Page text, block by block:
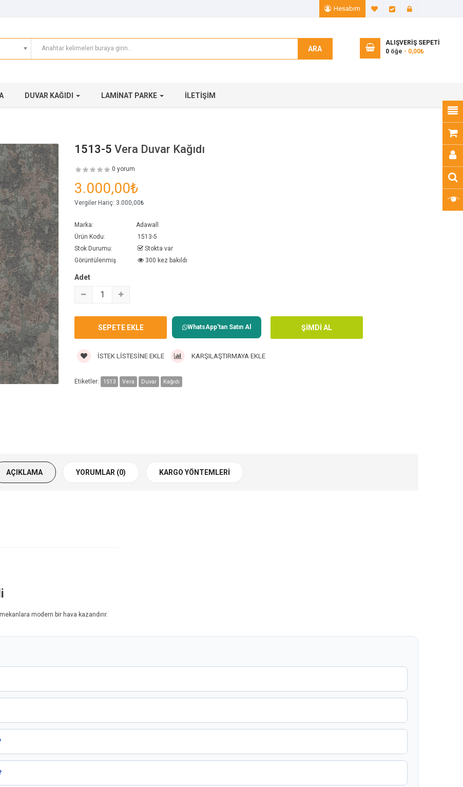
Hesabım A. Listem (0)
Ödeme
ARA
ALIŞVERIŞ SEPETI
0 öğe - 0,00₺
DUVAR KAĞIDI LAMINAT PARKE İLETIŞIM
1513-5 Vera Duvar Kağıdı
0 yorum
3.000,00₺
Vergiler Hariç: 3.000,00₺
Marka:
Adawall
Ürün Kodu:
1513-5
Stok Durumu:
Stokta var
Görüntülenmiş
300 kez bakıldı
Adet
WhatsApp'tan Satın Al
İSTEK LISTESINE EKLE KARŞILAŞTIRMAYA EKLE
Etiketler: 1513 Vera Duvar Kağıdı
AÇIKLAMA YORUMLAR (0) KARGO YÖNTEMLERI
modern bir hava kazandırır.